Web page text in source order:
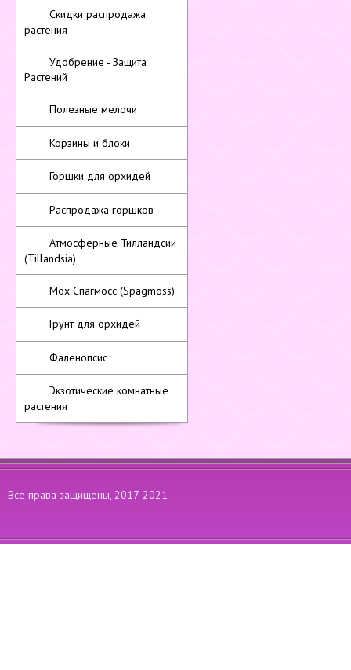
Скидки распродажа
растения
Удобрение - Защита
Растений
Полезные мелочи
Корзины и блоки
Горшки для орхидей
Распродажа горшков
Атмосферные Тилландсии
(Tillandsia)
Мох Спагмосс (Spagmoss)
Грунт для орхидей
Фаленопсис
Экзотические комнатные
растения
Все права защищены, 2017-2021